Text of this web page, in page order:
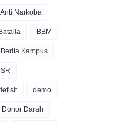
Anti Narkoba
Batalla BBM
Berita Kampus
demo
Donor Darah